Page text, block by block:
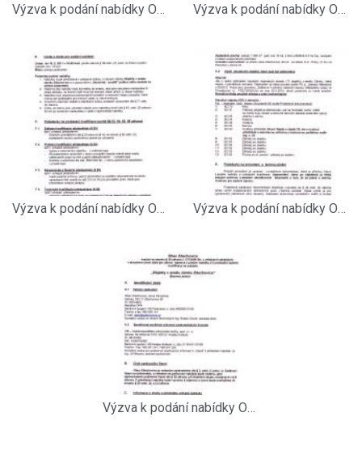
Výzva k podání nabídky Objekty v areálu zámku bourací práce str.5 Výzva k podání nabídky Objekty v areálu zámku bourací práce str.4
Výzva k podání nabídky Objekty v areálu zámku bourací práce str.3 Výzva k podání nabídky Objekty v areálu zámku bourací práce str.2
Výzva k podání nabídky Objekty v areálu zámku bourací práce str.1